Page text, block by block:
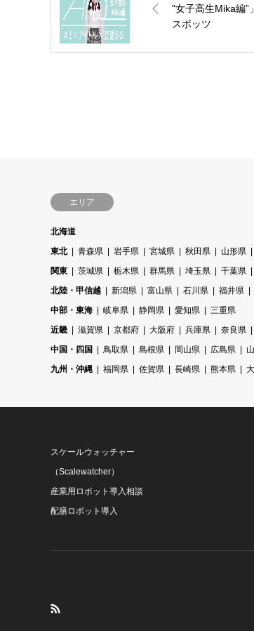
“女子高生Mika編”
スボッツ
エリア
北海道
東北
青森県 岩手県 宮城県 秋田県 山形県
関東
茨城県 栃木県 群馬県 埼玉県 千葉県
北陸・甲信越
新潟県 富山県 石川県 福井県
中部・東海
岐阜県 静岡県 愛知県
三重県
近畿
滋賀県 京都府 大阪府 兵庫県 奈良県
中国・四国
鳥取県 島根県 岡山県 広島県
九州・沖縄
福岡県 佐賀県 長崎県 熊本県
スケールウォッチャー
（Scalewatcher）
産業用ロボット導入相談
配膳ロボット導入